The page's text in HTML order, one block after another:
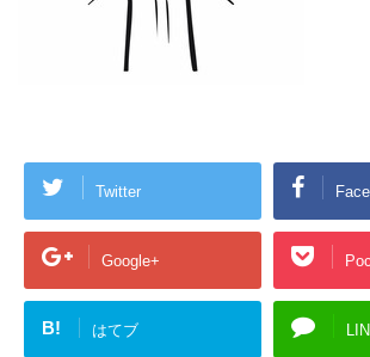
Twitter
Google+
B! はてブ